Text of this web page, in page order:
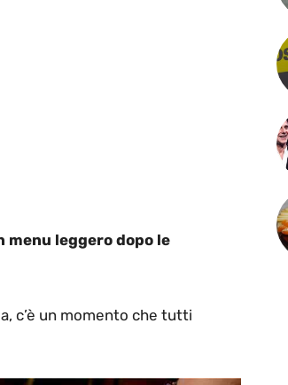
menu leggero dopo le
c’è un momento che tutti